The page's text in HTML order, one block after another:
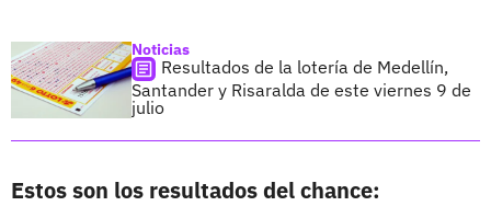
Noticias
Resultados de la lotería de Medellín,
Santander y Risaralda de este viernes 9 de
julio
Estos son los resultados del chance: